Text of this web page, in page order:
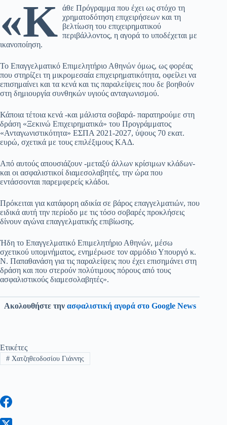
«Κ άθε Πρόγραμμα που έχει ως στόχο τη
χρηματοδότηση επιχειρήσεων και τη
βελτίωση του επιχειρηματικού
περιβάλλοντος, η αγορά το υποδέχεται με
ικανοποίηση.
Το Επαγγελματικό Επιμελητήριο Αθηνών όμως, ως φορέας
που στηρίζει τη μικρομεσαία επιχειρηματικότητα, οφείλει να
επισημαίνει και τα κενά και τις παραλείψεις που δε βοηθούν
στη δημιουργία συνθηκών υγιούς ανταγωνισμού.
Κάποια τέτοια κενά -και μάλιστα σοβαρά- παρατηρούμε στη
δράση «Ξεκινώ Επιχειρηματικά» του Προγράμματος
«Ανταγωνιστικότητα» ΕΣΠΑ 2021-2027, ύψους 70 εκατ.
ευρώ, σχετικά με τους επιλέξιμους ΚΑΔ.
Από αυτούς απουσιάζουν -μεταξύ άλλων κρίσιμων κλάδων-
και οι ασφαλιστικοί διαμεσολαβητές, την ώρα που
εντάσσονται παρεμφερείς κλάδοι.
Πρόκειται για κατάφορη αδικία σε βάρος επαγγελματιών, που
ειδικά αυτή την περίοδο με τις τόσο σοβαρές προκλήσεις
δίνουν αγώνα επαγγελματικής επιβίωσης.
Ήδη το Επαγγελματικό Επιμελητήριο Αθηνών, μέσω
σχετικού υπομνήματος, ενημέρωσε τον αρμόδιο Υπουργό κ.
Ν. Παπαθανάση για τις παραλείψεις που έχει επισημάνει στη
δράση και που στερούν πολύτιμους πόρους από τους
ασφαλιστικούς διαμεσολαβητές».
Ακολουθήστε την ασφαλιστική αγορά στο Google News
Ετικέτες
#Χατζηθεοδοσίου Γιάννης